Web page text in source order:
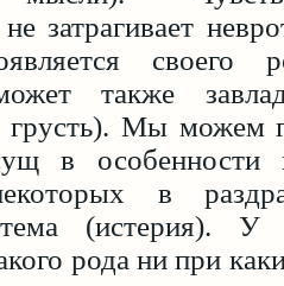
затрагивает
своего
также
грусть). Мы можем
в особенности
в
(истерия). У
рода ни при